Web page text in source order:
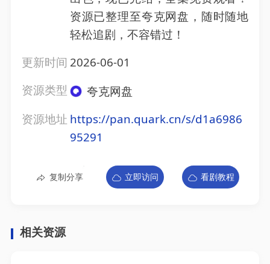
资源已整理至夸克网盘，随时随地
轻松追剧，不容错过！
更新时间 2026-06-01
资源类型
夸克网盘
资源地址 https://pan.quark.cn/s/d1a6986
95291
复制分享 立即访问 看剧教程
相关资源